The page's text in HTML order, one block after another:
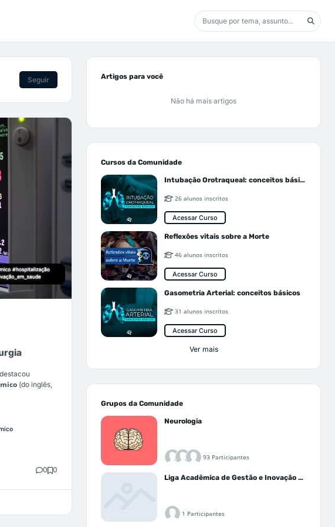
Seguir
(do inglês,
0 0
Artigos para você
Não há mais artigos
Cursos da Comunidade
Intubação Orotraqueal: conceitos básicos
26 alunos inscritos
Acessar Curso
Reflexões vitais sobre a Morte
46 alunos inscritos
Acessar Curso
Gasometria Arterial: conceitos básicos
31 alunos inscritos
Acessar Curso
Ver mais
Grupos da Comunidade
Neurologia
93 Participantes
Liga Acadêmica de Gestão e Inovação Médica - LAGIM
1 Participantes